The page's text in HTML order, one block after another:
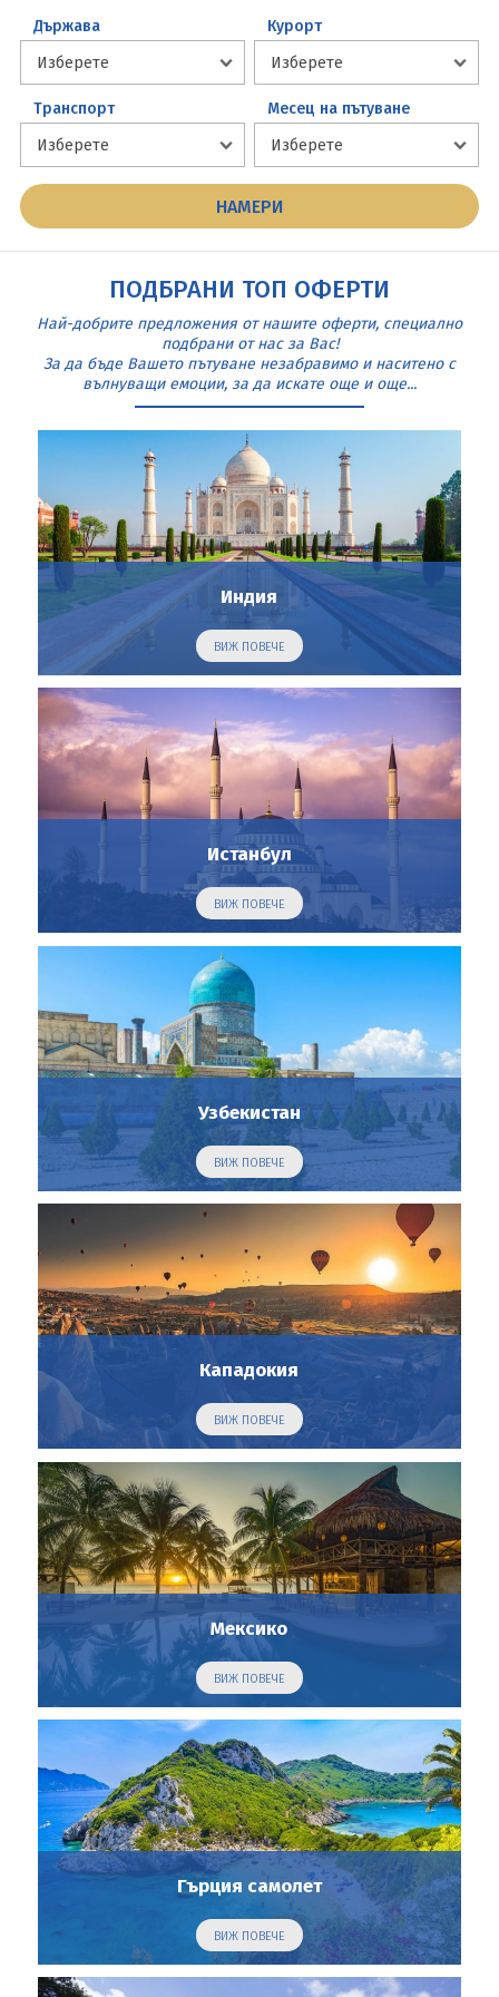
Държава Курорт
Транспорт Месец на пътуване
ПОДБРАНИ ТОП ОФЕРТИ
Най-добрите предложения от нашите оферти, специално
подбрани от нас за Вас!
За да бъде Вашето пътуване незабравимо и наситено с
вълнуващи емоции, за да искате още и още...
Индия
ВИЖ ПОВЕЧЕ
Истанбул
ВИЖ ПОВЕЧЕ
Узбекистан
ВИЖ ПОВЕЧЕ
Кападокия
ВИЖ ПОВЕЧЕ
Мексико
ВИЖ ПОВЕЧЕ
Гърция самолет
ВИЖ ПОВЕЧЕ